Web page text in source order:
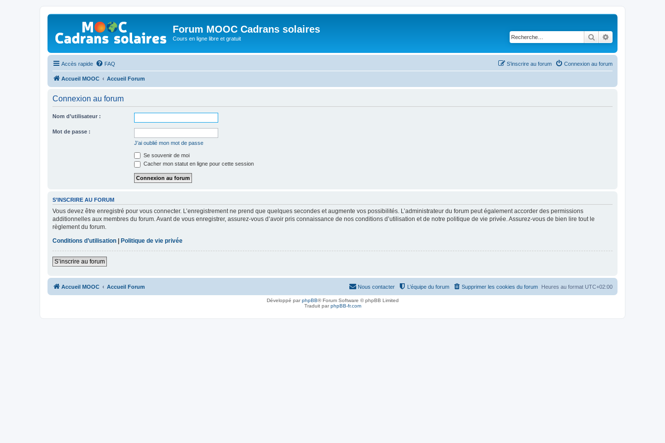
Forum MOOC Cadrans solaires
Cours en ligne libre et gratuit Rechercher
Accès rapide FAQ Connexion au forum
S’inscrire au forum
Accueil MOOC Accueil Forum
Connexion au forum
Nom d’utilisateur :
Mot de passe :
J’ai oublié mon mot de passe
Se souvenir de moi
Cacher mon statut en ligne pour cette session
S’INSCRIRE AU FORUM
Vous devez être enregistré pour vous connecter. L’enregistrement ne prend que quelques secondes et augmente vos possibilités. L’administrateur du forum peut également accorder des permissions
additionnelles aux membres du forum. Avant de vous enregistrer, assurez-vous d’avoir pris connaissance de nos conditions d’utilisation et de notre politique de vie privée. Assurez-vous de bien lire tout le
règlement du forum.
Conditions d’utilisation
Politique de vie privée
S’inscrire au forum
Accueil MOOC Accueil Forum Heures au format UTC+02:00
Supprimer les cookies du forum
L’équipe du forum
Nous contacter
Développé parphpBB® Forum Software © phpBB Limited
Traduit parphpBB-fr.com